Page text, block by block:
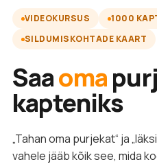
VIDEOKURSUS
1000
SILDUMISKOHTADE KAART
Saaoma
kapteniks
„Tahan oma purjekat“ ja
vahele jääb kõik see, mida